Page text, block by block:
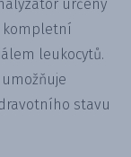
určený
kompletní
leukocytů.
stavu